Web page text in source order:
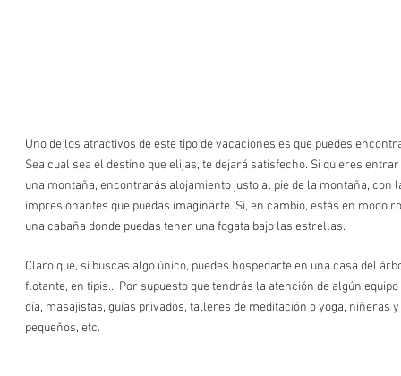
Uno de los atractivos de este tipo de vacaciones es que puedes
Sea cual sea el destino que elijas, te dejará satisfecho. Si quieres
una montaña, encontrarás alojamiento justo al pie de la montaña, con
impresionantes que puedas imaginarte. Si, en cambio, estás en modo
una cabaña donde puedas tener una fogata bajo las estrellas.
Claro que, si buscas algo único, puedes hospedarte en una casa del
flotante, en tipis… Por supuesto que tendrás la atención de algún
día, masajistas, guías privados, talleres de meditación o yoga, niñeras
pequeños, etc.